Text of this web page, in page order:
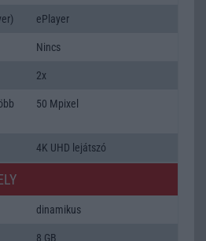
ePlayer
Nincs
2x
50 Mpixel
4K UHD lejátszó
dinamikus
8 GB